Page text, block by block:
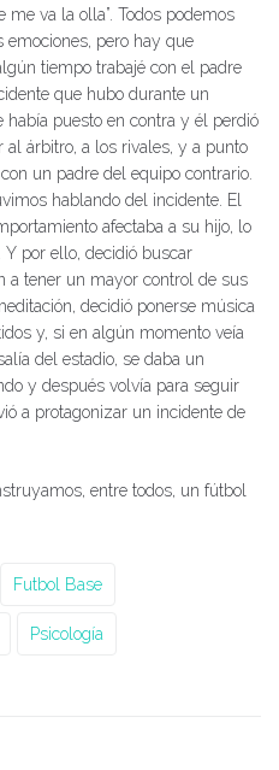
me va la olla”. Todos podemos
emociones, pero hay que
tiempo trabajé con el padre
que hubo durante un
había puesto en contra y él perdió
al árbitro, a los rivales, y a punto
un padre del equipo contrario.
hablando del incidente. El
afectaba a su hijo, lo
por ello, decidió buscar
a tener un mayor control de sus
decidió ponerse música
y, si en algún momento veía
del estadio, se daba un
y después volvía para seguir
a protagonizar un incidente de
entre todos, un fútbol
Futbol Base
Psicología